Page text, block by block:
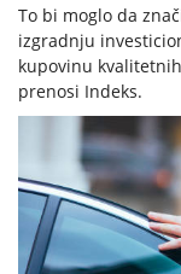
To bi moglo da
izgradnju
kupovinu
prenosi Indeks.